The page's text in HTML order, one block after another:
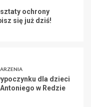
ochrony
się już dziś!
dla dzieci
w Redzie